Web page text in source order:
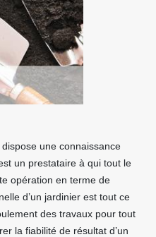
une connaissance
un prestataire à qui tout le
opération en terme de
d’un jardinier est tout ce
des travaux pour tout
la fiabilité de résultat d’un